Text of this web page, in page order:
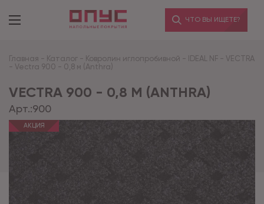
ЧТО ВЫ ИЩЕТЕ?
Главная - Каталог - Ковролин иглопробивной - IDEAL NF - VECTRA
- Vectra 900 - 0,8 м (Anthra)
VECTRA 900 - 0,8 М (ANTHRA)
Арт.:900
АКЦИЯ